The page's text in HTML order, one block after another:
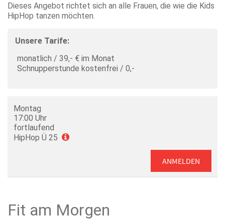
Dieses Angebot richtet sich an alle Frauen, die wie die Kids
HipHop tanzen möchten.
Unsere Tarife:
monatlich / 39,- € im Monat
Schnupperstunde kostenfrei / 0,-
Montag
17:00 Uhr
fortlaufend
HipHop Ü 25
ANMELDEN
Fit am Morgen